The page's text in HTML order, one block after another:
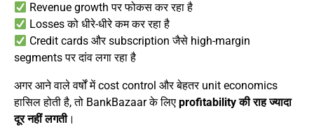
Revenue growth पर फोकस कर रहा है
Losses को धीरे-धीरे कम कर रहा है
Credit cards और subscription जैसे high-margin
segments पर दांव लगा रहा है
अगर आने वाले वर्षों में cost control और बेहतर unit economics
हासिल होती है, तो BankBazaar के लिए profitability की राह ज्यादा
दूर नहीं लगती।